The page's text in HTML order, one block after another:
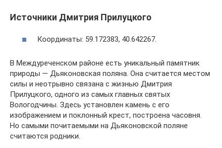
Источники Дмитрия Прилуцкого
Координаты: 59.172383, 40.642267.
В Междуреченском районе есть уникальный памятник
природы — Дьяконовская поляна. Она считается местом
силы и неотрывно связана с жизнью Дмитрия
Прилуцкого, одного из самых главных святых
Вологодчины. Здесь установлен камень с его
изображением и поклонный крест, построена часовня.
Но самыми почитаемыми на Дьяконовской поляне
считаются родники.